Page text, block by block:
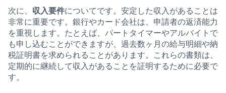
次に、 収入要件についてです。安定した収入があることは
非常に重要です。銀行やカード会社は、申請者の返済能力
を重視します。たとえば、パートタイマーやアルバイトで
も申し込むことができますが、過去数ヶ月の給与明細や納
税証明書を求められることがあります。これらの書類は、
定期的に継続して収入があることを証明するために必要で
す。